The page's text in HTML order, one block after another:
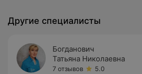
Другие специалисты
Богданович
Татьяна Николаевна
7 отзывов
5.0